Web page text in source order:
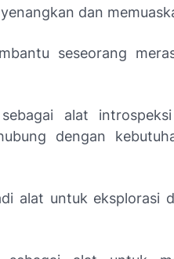
dan
seseorang
alat
dengan
alat untuk eksplorasi